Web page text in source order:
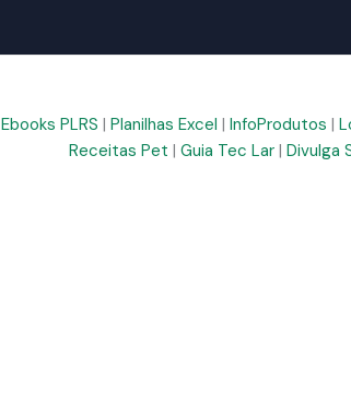
Ebooks PLRS | Planilhas Excel | InfoProdutos |
Receitas Pet | Guia Tec Lar | Divulga